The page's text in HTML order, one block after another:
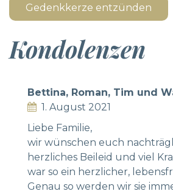
Gedenkkerze entzünden
Kondolenzen
Bettina, Roman, Tim und
1. August 2021
Liebe Familie,
wir wünschen euch
herzliches Beileid und viel
war so ein herzlicher,
Genau so werden wir sie